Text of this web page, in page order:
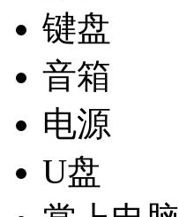
键盘
音箱
电源
U盘